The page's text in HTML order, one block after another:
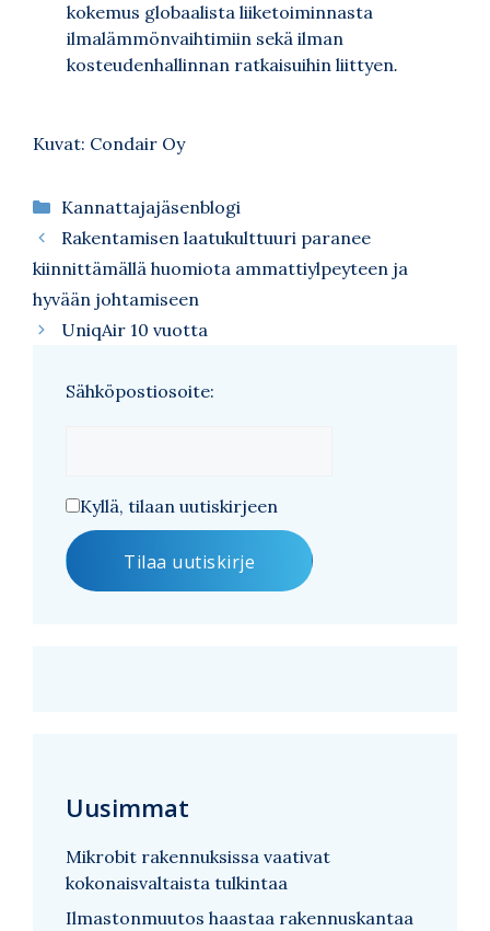
kokemus globaalista liiketoiminnasta
ilmalämmönvaihtimiin sekä ilman
kosteudenhallinnan ratkaisuihin liittyen.
Kuvat: Condair Oy
Kategoriat
Kannattajajäsenblogi
Rakentamisen laatukulttuuri paranee
kiinnittämällä huomiota ammattiylpeyteen ja
hyvään johtamiseen
UniqAir 10 vuotta
Sähköpostiosoite:
Kyllä, tilaan uutiskirjeen
Uusimmat
Mikrobit rakennuksissa vaativat
kokonaisvaltaista tulkintaa
Ilmastonmuutos haastaa rakennuskantaa